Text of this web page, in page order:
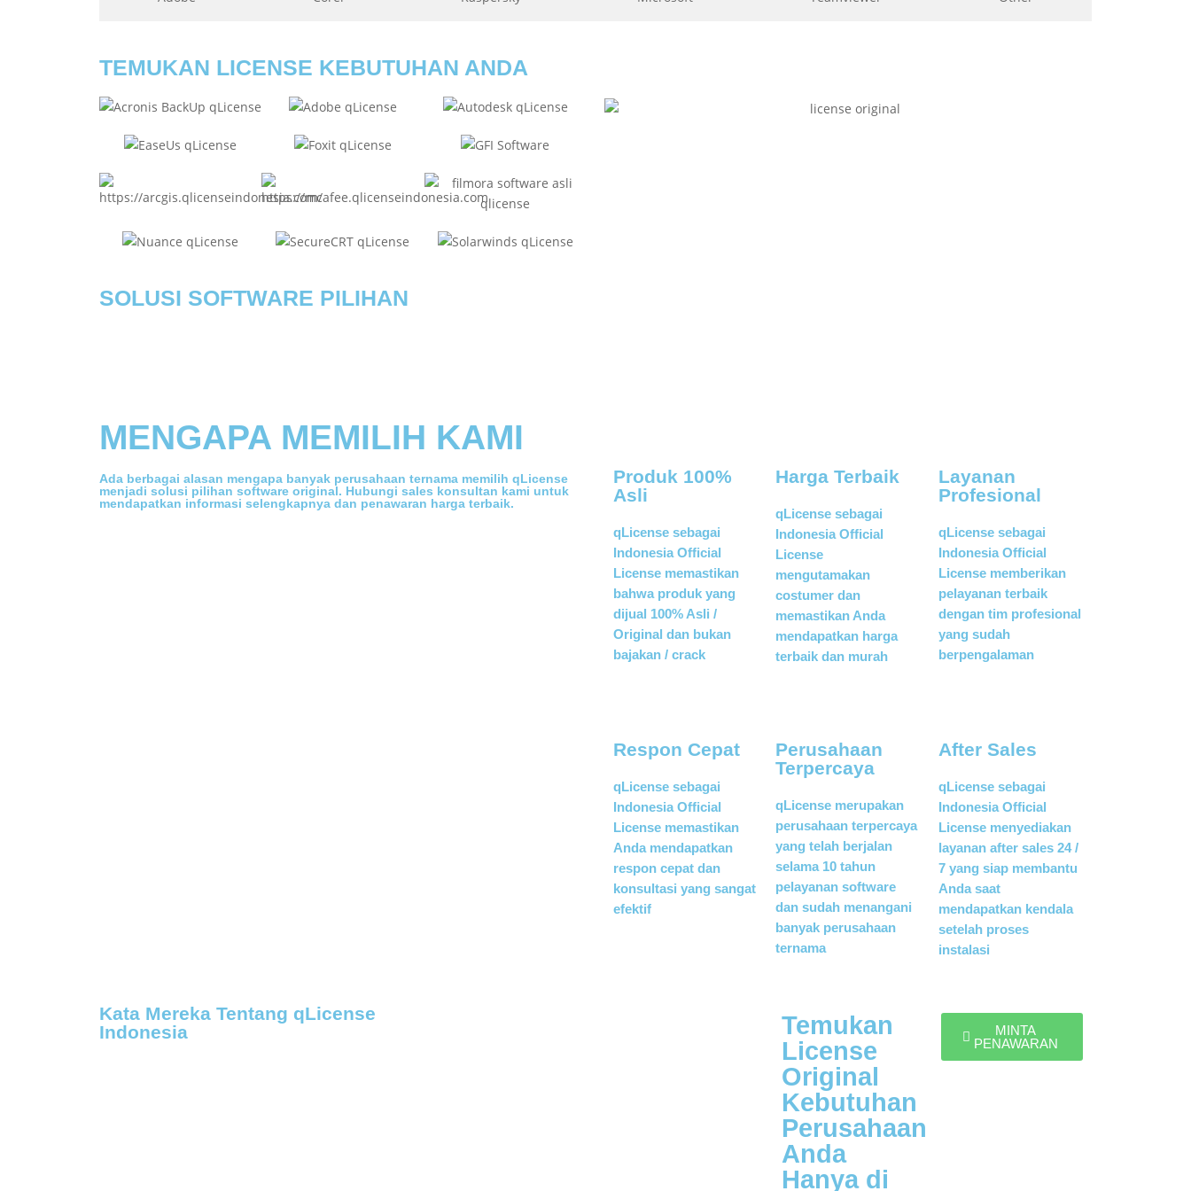
TEMUKAN LICENSE KEBUTUHAN ANDA
SOLUSI SOFTWARE PILIHAN
MENGAPA MEMILIH KAMI
Ada berbagai alasan mengapa banyak perusahaan ternama memilih qLicense
menjadi solusi pilihan software original. Hubungi sales konsultan kami untuk
mendapatkan informasi selengkapnya dan penawaran harga terbaik.
Produk 100%
Asli
qLicense sebagai
Indonesia Official
License memastikan
bahwa produk yang
dijual 100% Asli /
Original dan bukan
bajakan / crack
Harga Terbaik
qLicense sebagai
Indonesia Official
License
mengutamakan
costumer dan
memastikan Anda
mendapatkan harga
terbaik dan murah
Layanan
Profesional
qLicense sebagai
Indonesia Official
License memberikan
pelayanan terbaik
dengan tim profesional
yang sudah
berpengalaman
Respon Cepat
qLicense sebagai
Indonesia Official
License memastikan
Anda mendapatkan
respon cepat dan
konsultasi yang sangat
efektif
Perusahaan
Terpercaya
qLicense merupakan
perusahaan terpercaya
yang telah berjalan
selama 10 tahun
pelayanan software
dan sudah menangani
banyak perusahaan
ternama
After Sales
qLicense sebagai
Indonesia Official
License menyediakan
layanan after sales 24 /
7 yang siap membantu
Anda saat
mendapatkan kendala
setelah proses
instalasi
Kata Mereka Tentang qLicense
Indonesia
Temukan
License
Original
Kebutuhan
Perusahaan
Anda
Hanya di
MINTA
PENAWARAN